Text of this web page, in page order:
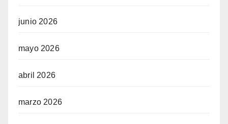
junio 2026
mayo 2026
abril 2026
marzo 2026